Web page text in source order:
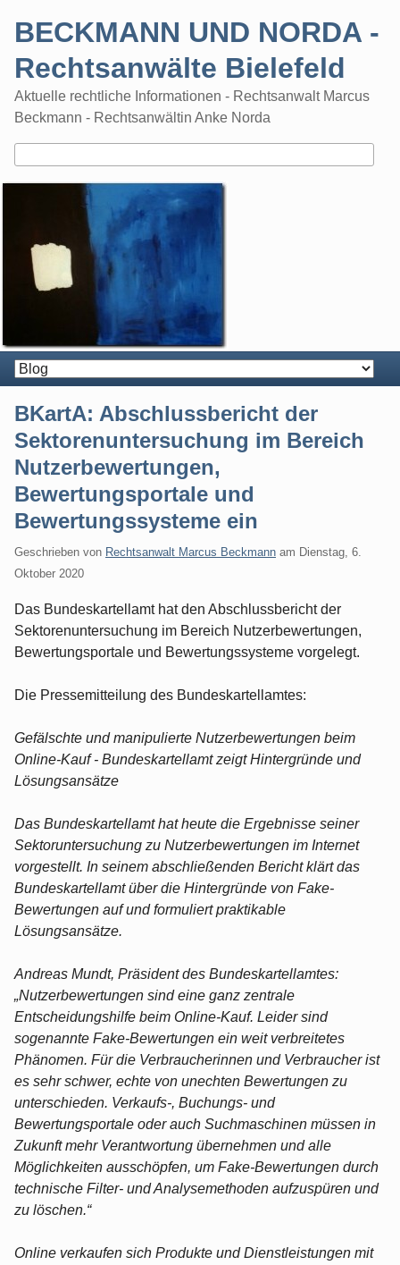
BECKMANN UND NORDA -
Rechtsanwälte Bielefeld
Aktuelle rechtliche Informationen - Rechtsanwalt Marcus
Beckmann - Rechtsanwältin Anke Norda
BKartA: Abschlussbericht der
Sektorenuntersuchung im Bereich
Nutzerbewertungen,
Bewertungsportale und
Bewertungssysteme ein
Geschrieben von Rechtsanwalt Marcus Beckmann am Dienstag, 6.
Oktober 2020
Das Bundeskartellamt hat den Abschlussbericht der
Sektorenuntersuchung im Bereich Nutzerbewertungen,
Bewertungsportale und Bewertungssysteme vorgelegt.
Die Pressemitteilung des Bundeskartellamtes:
Gefälschte und manipulierte Nutzerbewertungen beim
Online-Kauf - Bundeskartellamt zeigt Hintergründe und
Lösungsansätze
Das Bundeskartellamt hat heute die Ergebnisse seiner
Sektoruntersuchung zu Nutzerbewertungen im Internet
vorgestellt. In seinem abschließenden Bericht klärt das
Bundeskartellamt über die Hintergründe von Fake-
Bewertungen auf und formuliert praktikable
Lösungsansätze.
Andreas Mundt, Präsident des Bundeskartellamtes:
„Nutzerbewertungen sind eine ganz zentrale
Entscheidungshilfe beim Online-Kauf. Leider sind
sogenannte Fake-Bewertungen ein weit verbreitetes
Phänomen. Für die Verbraucherinnen und Verbraucher ist
es sehr schwer, echte von unechten Bewertungen zu
unterschieden. Verkaufs-, Buchungs- und
Bewertungsportale oder auch Suchmaschinen müssen in
Zukunft mehr Verantwortung übernehmen und alle
Möglichkeiten ausschöpfen, um Fake-Bewertungen durch
technische Filter- und Analysemethoden aufzuspüren und
zu löschen.“
Online verkaufen sich Produkte und Dienstleistungen mit